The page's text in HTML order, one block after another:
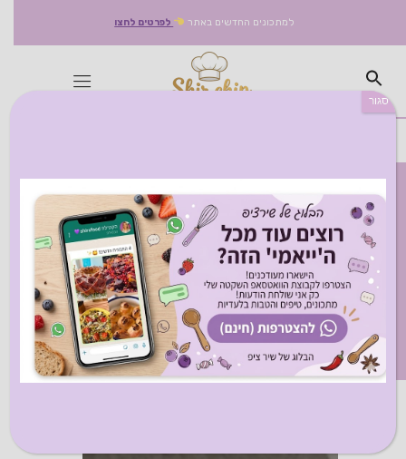
למתכונים החדשים באתר לפרטים לחצו
תגיות מתכון:
אופציה לטבעוני
סגור